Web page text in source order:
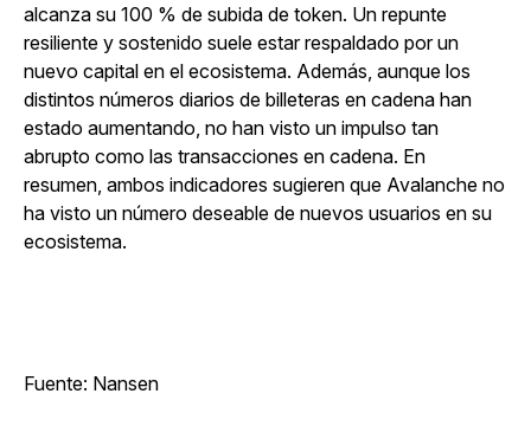
alcanza su 100 % de subida de token. Un repunte
resiliente y sostenido suele estar respaldado por un
nuevo capital en el ecosistema. Además, aunque los
distintos números diarios de billeteras en cadena han
estado aumentando, no han visto un impulso tan
abrupto como las transacciones en cadena. En
resumen, ambos indicadores sugieren que Avalanche no
ha visto un número deseable de nuevos usuarios en su
ecosistema.
Fuente: Nansen